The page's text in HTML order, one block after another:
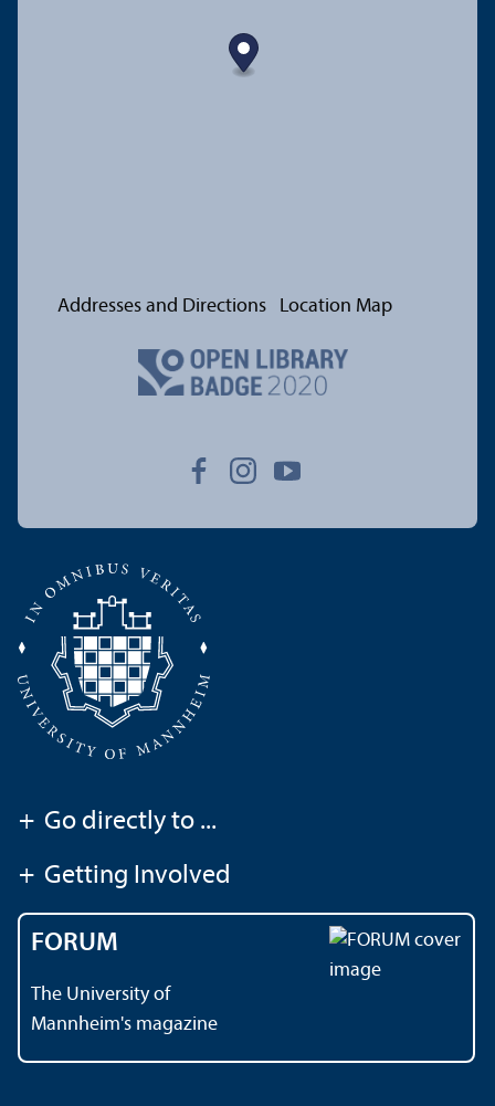
Addresses and Directions Location Map
+ Go directly to ...
+ Getting Involved
FORUM
The University of
Mannheim's magazine